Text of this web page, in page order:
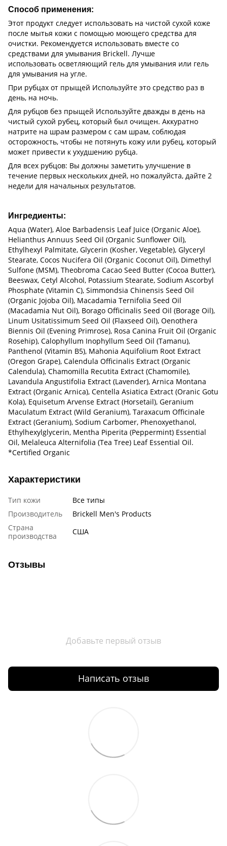
Способ применения:
Этот продукт следует использовать на чистой сухой коже
после мытья кожи с помощью моющего средства для
очистки. Рекомендуется использовать вместе со
средствами для умывания Brickell. Лучше
использовать осветляющий гель для умывания или гель
для умывания на угле.
При рубцах от прыщей Используйте это средство раз в
день, на ночь.
Для рубцов без прыщей Используйте дважды в день на
чистый сухой рубец, который был очищен. Аккуратно
натрите на шрам размером с сам шрам, соблюдая
осторожность, чтобы не потянуть кожу или рубец, который
может привести к ухудшению рубца.
Для всех рубцов: Вы должны заметить улучшение в
течение первых нескольких дней, но пожалуйста, дайте 2
недели для начальных результатов.
Ингредиенты:
Aqua (Water), Aloe Barbadensis Leaf Juice (Organic Aloe),
Helianthus Annuus Seed Oil (Organic Sunflower Oil),
Ethylhexyl Palmitate, Glycerin (Kosher, Vegetable), Glyceryl
Stearate, Cocos Nucifera Oil (Organic Coconut Oil), Dimethyl
Sulfone (MSM), Theobroma Cacao Seed Butter (Cocoa Butter),
Beeswax, Cetyl Alcohol, Potassium Stearate, Sodium Ascorbyl
Phosphate (Vitamin C), Simmondsia Chinensis Seed Oil
(Organic Jojoba Oil), Macadamia Ternifolia Seed Oil
(Macadamia Nut Oil), Borago Officinalis Seed Oil (Borage Oil),
Linum Usitatissimum Seed Oil (Flaxseed Oil), Oenothera
Biennis Oil (Evening Primrose), Rosa Canina Fruit Oil (Organic
Rosehip), Calophyllum Inophyllum Seed Oil (Tamanu),
Panthenol (Vitamin B5), Mahonia Aquifolium Root Extract
(Oregon Grape), Calendula Officinalis Extract (Organic
Calendula), Chamomilla Recutita Extract (Chamomile),
Lavandula Angustifolia Extract (Lavender), Arnica Montana
Extract (Organic Arnica), Centella Asiatica Extract (Oranic Gotu
Kola), Equisetum Arvense Extract (Horsetail), Geranium
Maculatum Extract (Wild Geranium), Taraxacum Officinale
Extract (Geranium), Sodium Carbomer, Phenoxyethanol,
Ethylhexylglycerin, Mentha Piperita (Peppermint) Essential
Oil, Melaleuca Alternifolia (Tea Tree) Leaf Essential Oil.
*Certified Organic
Характеристики
Тип кожи
Все типы
Производитель
Brickell Men's Products
Страна
производства
США
Отзывы
Добавьте первый отзыв
Написать отзыв